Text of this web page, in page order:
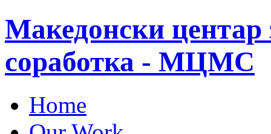
Македонски центар
соработка - МЦМС
Home